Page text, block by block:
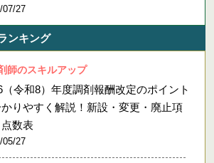
07/27
ンキング
師のスキルアップ
（令和8）年度調剤報酬改定のポイント
かりやすく解説！新設・変更・廃止項
点数表
05/27